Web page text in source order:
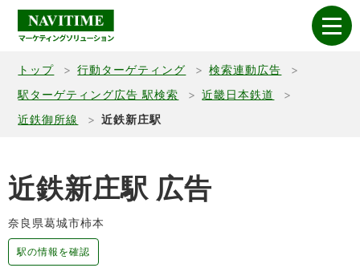
トップ 行動ターゲティング
検索連動広告
駅ターゲティング広告 駅検索
近畿日本鉄道
近鉄御所線
近鉄新庄駅
近鉄新庄駅 広告
奈良県葛城市柿本
駅の情報を確認